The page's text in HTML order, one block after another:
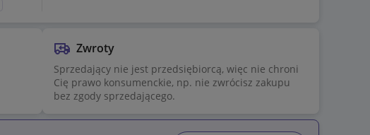
Zwroty
Sprzedający nie jest przedsiębiorcą, więc nie chroni
Cię prawo konsumenckie, np. nie zwrócisz zakupu
bez zgody sprzedającego.